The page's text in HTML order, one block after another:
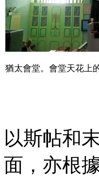
猶太會堂。會堂天花上
以斯帖和
面，亦根